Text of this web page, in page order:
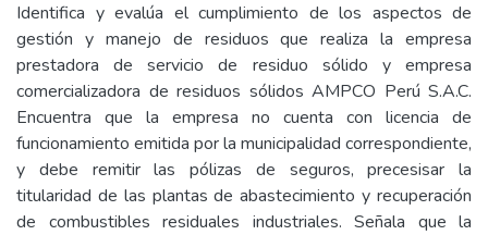
Identifica y evalúa el cumplimiento de los aspectos de
gestión y manejo de residuos que realiza la empresa
prestadora de servicio de residuo sólido y empresa
comercializadora de residuos sólidos AMPCO Perú S.A.C.
Encuentra que la empresa no cuenta con licencia de
funcionamiento emitida por la municipalidad correspondiente,
y debe remitir las pólizas de seguros, precesisar la
titularidad de las plantas de abastecimiento y recuperación
de combustibles residuales industriales. Señala que la